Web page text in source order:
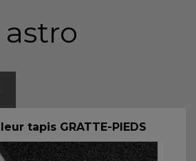
astro
tapis GRATTE-PIEDS